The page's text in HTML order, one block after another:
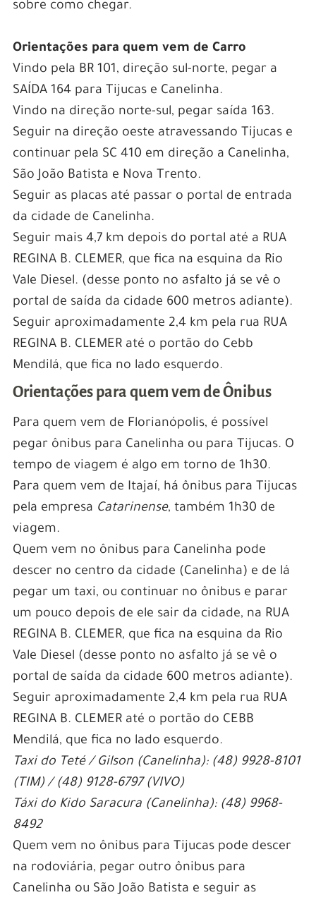
sobre como chegar.
Orientações para quem vem de Carro
Vindo pela BR 101, direção sul-norte, pegar a
SAÍDA 164 para Tijucas e Canelinha.
Vindo na direção norte-sul, pegar saída 163.
Seguir na direção oeste atravessando Tijucas e
continuar pela SC 410 em direção a Canelinha,
São João Batista e Nova Trento.
Seguir as placas até passar o portal de entrada
da cidade de Canelinha.
Seguir mais 4,7 km depois do portal até a RUA
REGINA B. CLEMER, que fica na esquina da Rio
Vale Diesel. (desse ponto no asfalto já se vê o
portal de saída da cidade 600 metros adiante).
Seguir aproximadamente 2,4 km pela rua RUA
REGINA B. CLEMER até o portão do Cebb
Mendilá, que fica no lado esquerdo.
Orientações para quem vem de Ônibus
Para quem vem de Florianópolis, é possível
pegar ônibus para Canelinha ou para Tijucas. O
tempo de viagem é algo em torno de 1h30.
Para quem vem de Itajaí, há ônibus para Tijucas
pela empresa Catarinense, também 1h30 de
viagem.
Quem vem no ônibus para Canelinha pode
descer no centro da cidade (Canelinha) e de lá
pegar um taxi, ou continuar no ônibus e parar
um pouco depois de ele sair da cidade, na RUA
REGINA B. CLEMER, que fica na esquina da Rio
Vale Diesel (desse ponto no asfalto já se vê o
portal de saída da cidade 600 metros adiante).
Seguir aproximadamente 2,4 km pela rua RUA
REGINA B. CLEMER até o portão do CEBB
Mendilá, que fica no lado esquerdo.
Taxi do Teté / Gilson (Canelinha): (48) 9928-8101
(TIM) / (48) 9128-6797 (VIVO)
Táxi do Kido Saracura (Canelinha): (48) 9968-
8492
Quem vem no ônibus para Tijucas pode descer
na rodoviária, pegar outro ônibus para
Canelinha ou São João Batista e seguir as